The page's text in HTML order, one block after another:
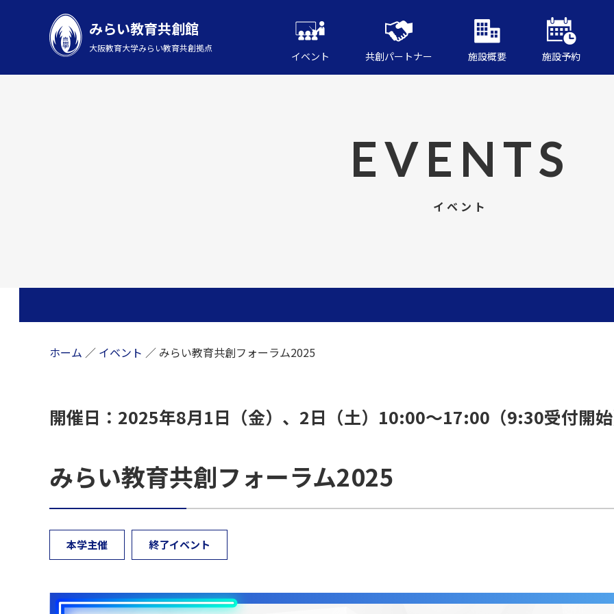
みらい教育共創館
大阪教育大学みらい教育共創拠点
イベント 共創パートナー 施設概要 施設予約
EVENTS
イベント
ホーム ／ イベント ／ みらい教育共創フォーラム2025
開催日：2025年8月1日（金）、2日（土）10:00～17:00（9:30受付開
みらい教育共創フォーラム2025
本学主催 終了イベント